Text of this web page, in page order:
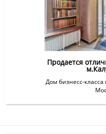
Продается
Дом бизнесс-